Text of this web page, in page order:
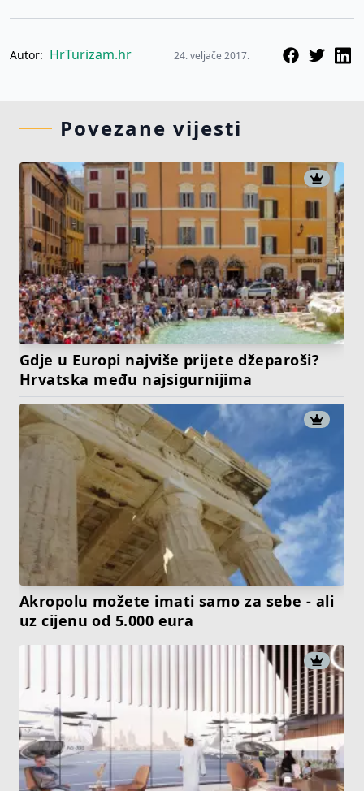
Autor: HrTurizam.hr 24. veljače 2017.
Povezane vijesti
Gdje u Europi najviše prijete džeparoši?
Hrvatska među najsigurnijima
Akropolu možete imati samo za sebe - ali
uz cijenu od 5.000 eura